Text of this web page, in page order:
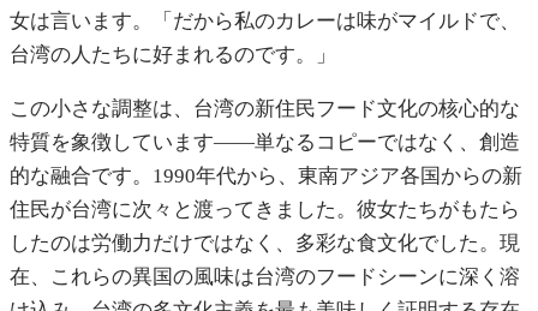
女は言います。「だから私のカレーは味がマイルドで、
台湾の人たちに好まれるのです。」
この小さな調整は、台湾の新住民フード文化の核心的な
特質を象徴しています——単なるコピーではなく、創造
的な融合です。1990年代から、東南アジア各国からの新
住民が台湾に次々と渡ってきました。彼女たちがもたら
したのは労働力だけではなく、多彩な食文化でした。現
在、これらの異国の風味は台湾のフードシーンに深く溶